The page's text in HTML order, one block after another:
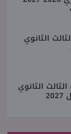
الثانوي
الثانوي